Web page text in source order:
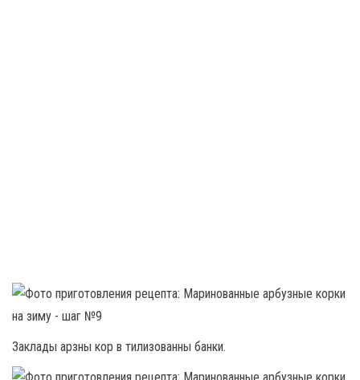
Заклады арзны кор в тилизованны банки.